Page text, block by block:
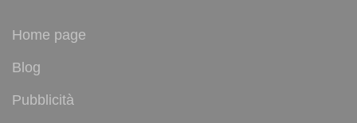
Home page
Blog
Pubblicità